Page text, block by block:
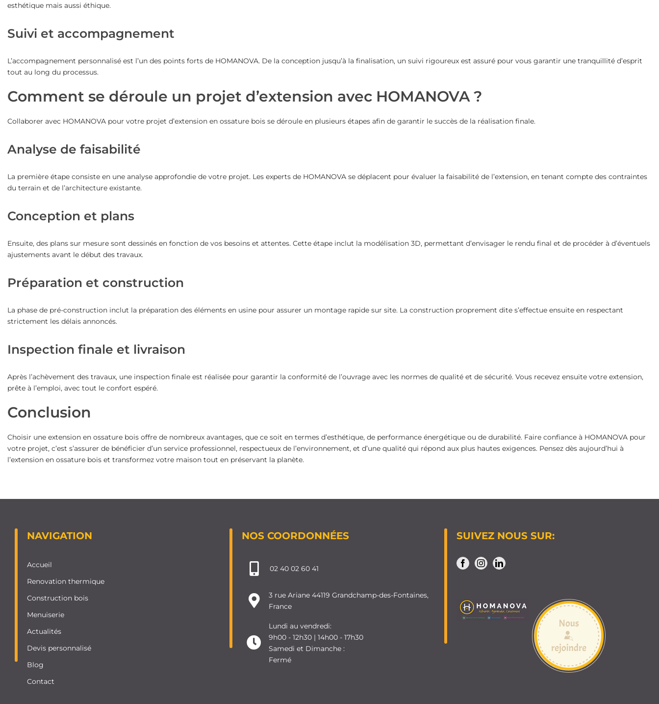
esthétique mais aussi éthique.
Suivi et accompagnement
L’accompagnement personnalisé est l’un des points forts de HOMANOVA. De la conception jusqu’à la finalisation, un suivi rigoureux est assuré pour vous garantir une tranquillité d’esprit
tout au long du processus.
Comment se déroule un projet d’extension avec HOMANOVA ?
Collaborer avec HOMANOVA pour votre projet d’extension en ossature bois se déroule en plusieurs étapes afin de garantir le succès de la réalisation finale.
Analyse de faisabilité
La première étape consiste en une analyse approfondie de votre projet. Les experts de HOMANOVA se déplacent pour évaluer la faisabilité de l’extension, en tenant compte des contraintes
du terrain et de l’architecture existante.
Conception et plans
Ensuite, des plans sur mesure sont dessinés en fonction de vos besoins et attentes. Cette étape inclut la modélisation 3D, permettant d’envisager le rendu final et de procéder à d’éventuels
ajustements avant le début des travaux.
Préparation et construction
La phase de pré-construction inclut la préparation des éléments en usine pour assurer un montage rapide sur site. La construction proprement dite s’effectue ensuite en respectant
strictement les délais annoncés.
Inspection finale et livraison
Après l’achèvement des travaux, une inspection finale est réalisée pour garantir la conformité de l’ouvrage avec les normes de qualité et de sécurité. Vous recevez ensuite votre extension,
prête à l’emploi, avec tout le confort espéré.
Conclusion
Choisir une extension en ossature bois offre de nombreux avantages, que ce soit en termes d’esthétique, de performance énergétique ou de durabilité. Faire confiance à HOMANOVA pour
votre projet, c’est s’assurer de bénéficier d’un service professionnel, respectueux de l’environnement, et d’une qualité qui répond aux plus hautes exigences. Pensez dès aujourd’hui à
l’extension en ossature bois et transformez votre maison tout en préservant la planète.
NAVIGATION
Accueil
Renovation thermique
Construction bois
Menuiserie
Actualités
Devis personnalisé
Blog
Contact
NOS COORDONNÉES
02 40 02 60 41
3 rue Ariane 44119 Grandchamp-des-Fontaines,
France
Lundi au vendredi:
9h00 - 12h30 | 14h00 - 17h30
Samedi et Dimanche :
Fermé
SUIVEZ NOUS SUR: